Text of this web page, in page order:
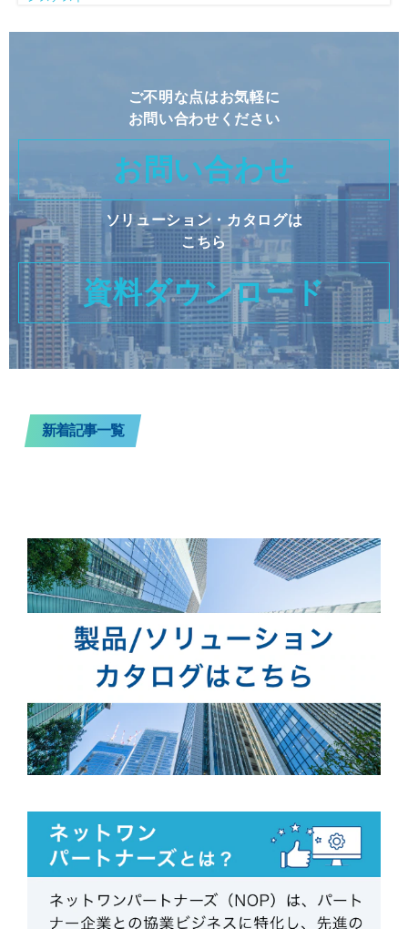
ご不明な点はお気軽に
お問い合わせください
お問い合わせ
ソリューション・カタログは
こちら
資料ダウンロード
新着記事一覧